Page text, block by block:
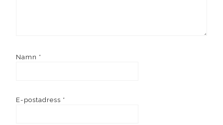
Namn *
E-postadress *